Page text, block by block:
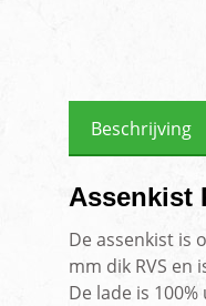
Beschrijving
Assenkist
De assenkist is
mm dik RVS en
De lade is